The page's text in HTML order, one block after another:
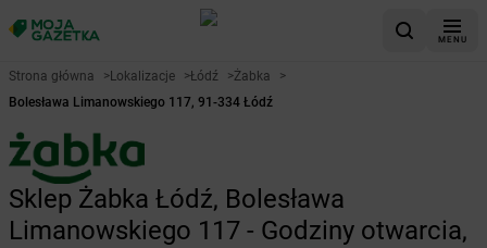
MENU
Strona główna >Lokalizacje >Łódź >Żabka
>
Bolesława Limanowskiego 117, 91-334 Łódź
Sklep Żabka Łódź, Bolesława
Limanowskiego 117 - Godziny otwarcia,